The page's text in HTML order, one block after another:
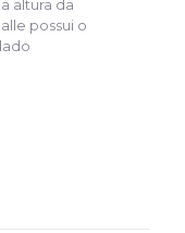
altura da
possui o